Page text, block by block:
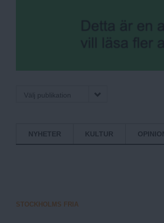
Välj publikation
S
o
NYHETER KULTUR
STOCKHOLMS FRIA